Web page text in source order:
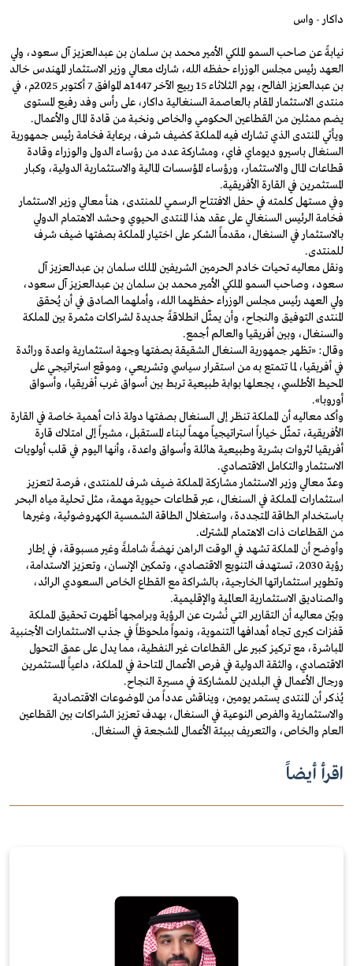
داكار - واس
نيابةً عن صاحب السمو الملكي الأمير محمد بن سلمان بن عبدالعزيز آل سعود، ولي
العهد رئيس مجلس الوزراء حفظه الله، شارك معالي وزير الاستثمار المهندس خالد
بن عبدالعزيز الفالح، يوم الثلاثاء 15 ربيع الآخر 1447هـ الموافق 7 أكتوبر 2025م، في
منتدى الاستثمار المقام بالعاصمة السنغالية داكار، على رأس وفد رفيع المستوى
يضم ممثلين من القطاعين الحكومي والخاص ونخبة من قادة المال والأعمال.
ويأتي المنتدى الذي تشارك فيه المملكة كضيف شرف، برعاية فخامة رئيس جمهورية
السنغال باسيرو ديوماي فاي، ومشاركة عدد من رؤساء الدول والوزراء وقادة
قطاعات المال والاستثمار، ورؤساء المؤسسات المالية والاستثمارية الدولية، وكبار
المستثمرين في القارة الأفريقية.
وفي مستهل كلمته في حفل الافتتاح الرسمي للمنتدى، هنأ معالي وزير الاستثمار
فخامة الرئيس السنغالي على عقد هذا المنتدى الحيوي وحشد الاهتمام الدولي
بالاستثمار في السنغال، مقدماً الشكر على اختيار المملكة بصفتها ضيف شرف
للمنتدى.
ونقل معاليه تحيات خادم الحرمين الشريفين الملك سلمان بن عبدالعزيز آل
سعود، وصاحب السمو الملكي الأمير محمد بن سلمان بن عبدالعزيز آل سعود،
ولي العهد رئيس مجلس الوزراء حفظهما الله، وأملهما الصادق في أن يُحقق
المنتدى التوفيق والنجاح، وأن يمثّل انطلاقةً جديدة لشراكات مثمرة بين المملكة
والسنغال، وبين أفريقيا والعالم أجمع.
وقال: «تظهر جمهورية السنغال الشقيقة بصفتها وجهة استثمارية واعدة ورائدة
في أفريقيا، لما تتمتع به من استقرار سياسي وتشريعي، وموقع استراتيجي على
المحيط الأطلسي، يجعلها بوابة طبيعية تربط بين أسواق غرب أفريقيا، وأسواق
أوروبا».
وأكد معاليه أن المملكة تنظر إلى السنغال بصفتها دولة ذات أهمية خاصة في القارة
الأفريقية، تمثّل خياراً استراتيجياً مهماً لبناء المستقبل، مشيراً إلى امتلاك قارة
أفريقيا لثروات بشرية وطبيعية هائلة وأسواق واعدة، وأنها اليوم في قلب أولويات
الاستثمار والتكامل الاقتصادي.
وعدّ معالي وزير الاستثمار مشاركة المملكة ضيف شرف للمنتدى، فرصة لتعزيز
استثمارات المملكة في السنغال، عبر قطاعات حيوية مهمة، مثل تحلية مياه البحر
باستخدام الطاقة المتجددة، واستغلال الطاقة الشمسية الكهروضوئية، وغيرها
من القطاعات ذات الاهتمام المشترك.
وأوضح أن المملكة تشهد في الوقت الراهن نهضةً شاملةً وغير مسبوقة، في إطار
رؤية 2030، تستهدف التنويع الاقتصادي، وتمكين الإنسان، وتعزيز الاستدامة،
وتطوير استثماراتها الخارجية، بالشراكة مع القطاع الخاص السعودي الرائد،
والصناديق الاستثمارية العالمية والإقليمية.
وبيّن معاليه أن التقارير التي نُشرت عن الرؤية وبرامجها أظهرت تحقيق المملكة
قفزات كبرى تجاه أهدافها التنموية، ونمواً ملحوظاً في جذب الاستثمارات الأجنبية
المباشرة، مع تركيز كبير على القطاعات غير النفطية، مما يدل على عمق التحول
الاقتصادي، والثقة الدولية في فرص الأعمال المتاحة في المملكة، داعياً المستثمرين
ورجال الأعمال في البلدين للمشاركة في مسيرة النجاح.
يُذكر أن المنتدى يستمر يومين، ويناقش عدداً من الموضوعات الاقتصادية
والاستثمارية والفرص النوعية في السنغال، بهدف تعزيز الشراكات بين القطاعين
العام والخاص، والتعريف ببيئة الأعمال المشجعة في السنغال.
اقرأ أيضاً